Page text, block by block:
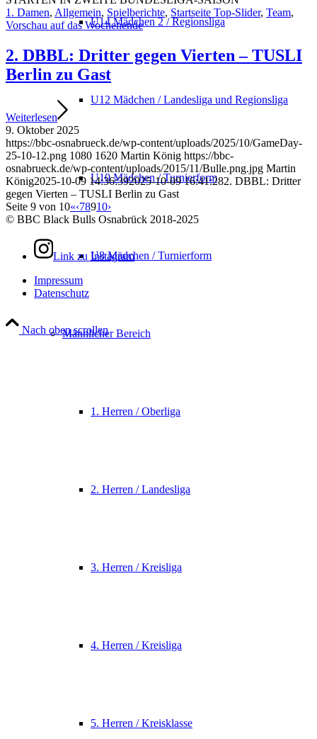
U14 Mädchen 2 / Regionsliga
U12 Mädchen / Landesliga und Regionsliga
U10 Mädchen / Turnierform
U8 Mädchen / Turnierform
Männlicher Bereich
1. Herren / Oberliga
2. Herren / Landesliga
3. Herren / Kreisliga
4. Herren / Kreisliga
5. Herren / Kreisklasse
1. Damen, Allgemein, Spielberichte, Startseite Top-Slider, Team,
Vorschau auf das Wochenende
2. DBBL: Dritter gegen Vierten – TUSLI
Berlin zu Gast
Weiterlesen
9. Oktober 2025
https://bbc-osnabrueck.de/wp-content/uploads/2025/10/GameDay-
25-10-12.png 1080 1620 Martin König https://bbc-
osnabrueck.de/wp-content/uploads/2015/11/Bulle.png.jpg Martin
König2025-10-09 14:36:392025-10-09 16:41:282. DBBL: Dritter
gegen Vierten – TUSLI Berlin zu Gast
Seite 9 von 10«‹78910›
© BBC Black Bulls Osnabrück 2018-2025
Link zu Instagram
Impressum
Datenschutz
Nach oben scrollen